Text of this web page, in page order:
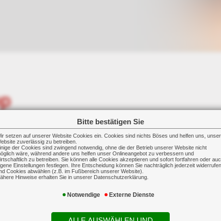
Bitte bestätigen Sie
setzen auf unserer Website Cookies ein. Cookies sind nichts Böses und helfen uns,
zuverlässig zu betreiben.
der Cookies sind zwingend notwendig, ohne die der Betrieb unserer Website nicht
wäre, während andere uns helfen unser Onlineangebot zu verbessern und
zu betreiben. Sie können alle Cookies akzeptieren und sofort fortfahren oder
Einstellungen festlegen. Ihre Entscheidung können Sie nachträglich jederzeit widerrufen
Cookies abwählen (z.B. im Fußbereich unserer Website).
Hinweise erhalten Sie in unserer Datenschutzerklärung.
Notwendige Externe Dienste
für dieses Privileg Steuern bezahlen.
der "Ein-Prozent-Regelung" ermittelt. Hierbei
für Fahrten zwischen Wohnung und Arbeitsstätte